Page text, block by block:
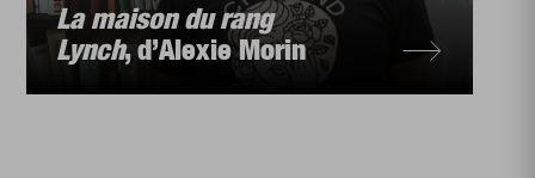
La maison du rang
Lynch, d’Alexie Morin